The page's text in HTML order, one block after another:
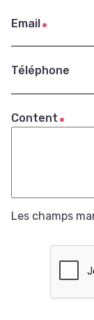
Email
Téléphone
Content
Les champs